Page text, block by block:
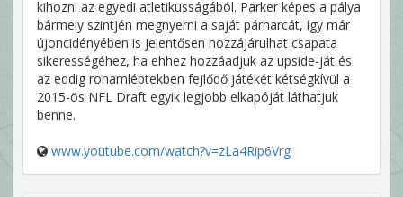
kihozni az egyedi atletikusságából. Parker képes a pálya
bármely szintjén megnyerni a saját párharcát, így már
újoncidényében is jelentősen hozzájárulhat csapata
sikerességéhez, ha ehhez hozzáadjuk az upside-ját és
az eddig rohamléptekben fejlődő játékét kétségkívül a
2015-ös NFL Draft egyik legjobb elkapóját láthatjuk
benne.
www.youtube.com/watch?v=zLa4Rip6Vrg